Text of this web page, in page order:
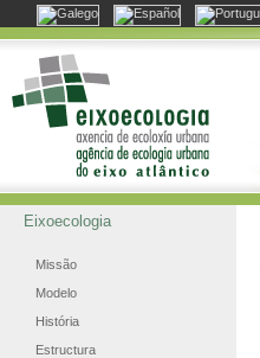
Eixoecologia
Missão
Modelo
História
Estructura